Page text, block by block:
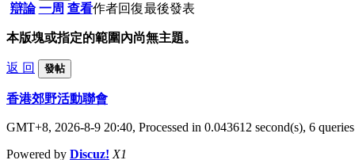
辯論 一周 查看作者回復最後發表
本版塊或指定的範圍內尚無主題。
返 回 發帖
香港郊野活動聯會
GMT+8, 2026-8-9 20:40, Processed in 0.043612 second(s), 6 queries
Powered by Discuz! X1